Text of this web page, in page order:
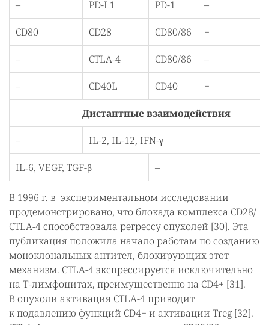
– PD-L1 PD-1 –
CD80 CD28 CD80/86 +
– CTLA-4 CD80/86 –
– CD40L CD40 +
Дистантные взаимодействия
– IL-2, IL-12, IFN-γ
IL‑6, VEGF, TGF-β –
В 1996 г. в экспериментальном исследовании
продемонстрировано, что блокада комплекса CD28/
CTLA-4 способствовала регрессу опухолей [30]. Эта
публикация положила начало работам по созданию
моноклональных антител, блокирующих этот
механизм. CTLA-4 экспрессируется исключительно
на Т-лимфоцитах, преимущественно на CD4+ [31].
В опухоли активация CTLA-4 приводит
к подавлению функций CD4+ и активации Treg [32].